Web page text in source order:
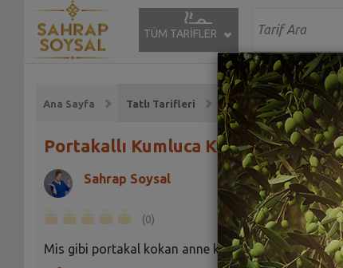
TÜM TARİFLER
Ana Sayfa Tatlı Tarifleri
Portakallı Kumluca Kurabiyesi Tarifi
Sahrap Soysal
(0)
Mis gibi portakal kokan anne kurabiyesi.